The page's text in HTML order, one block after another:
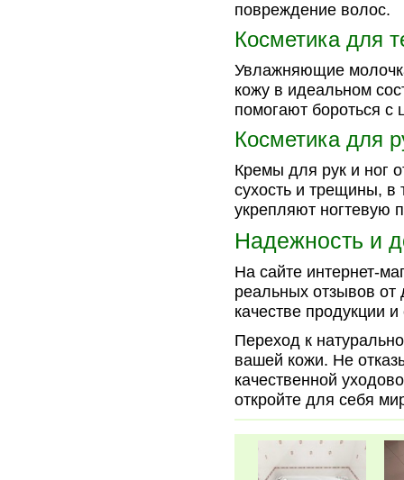
повреждение волос.
Косметика для
Увлажняющие
кожу в идеальном
помогают бороться
Косметика для
Кремы для рук и ног
сухость и трещины, в
укрепляют ногтевую
Надежность и
На сайте интернет-
реальных отзывов от
качестве продукции
Переход к
вашей кожи. Не
качественной
откройте для себя